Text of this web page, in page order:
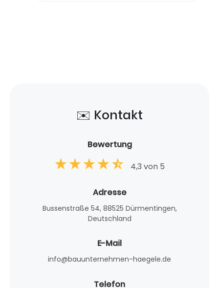
✉️ Kontakt
Bewertung
4,3 von 5
Adresse
Bussenstraße 54, 88525 Dürmentingen,
Deutschland
E-Mail
info@bauunternehmen-haegele.de
Telefon